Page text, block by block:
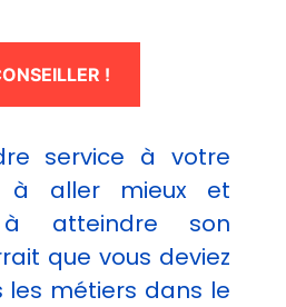
!
service à votre
à aller mieux et
à atteindre son
que vous deviez
les métiers dans le